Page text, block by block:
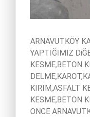
ARNAVUTKÖY
YAPTIĞIMIZ
KESME,BETON
KIRIM,ASFALT
KESME,BETON
ÖNCE